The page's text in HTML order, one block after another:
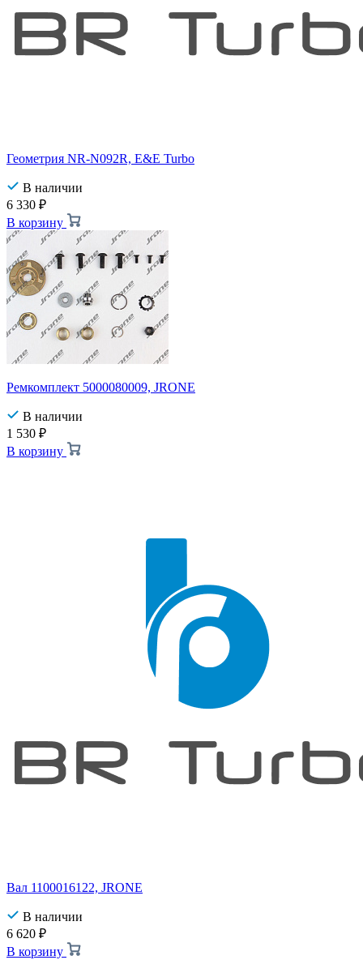
Геометрия NR-N092R, E&E Turbo
В наличии
6 330 ₽
В корзину
Ремкомплект 5000080009, JRONE
В наличии
1 530 ₽
В корзину
Вал 1100016122, JRONE
В наличии
6 620 ₽
В корзину